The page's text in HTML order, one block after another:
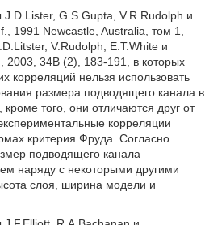
G.S.Gupta, V.R.Rudolph и
Newcastle, Australia, том 1,
V.Rudolph, E.T.White и
2003, 34B (2), 183-191, в которых
корреляций нельзя использовать
размера подводящего канала в
того, они отличаются друг от
корреляции
критерия Фруда. Согласно
подводящего канала
наряду с некоторыми другими
слоя, ширина модели и